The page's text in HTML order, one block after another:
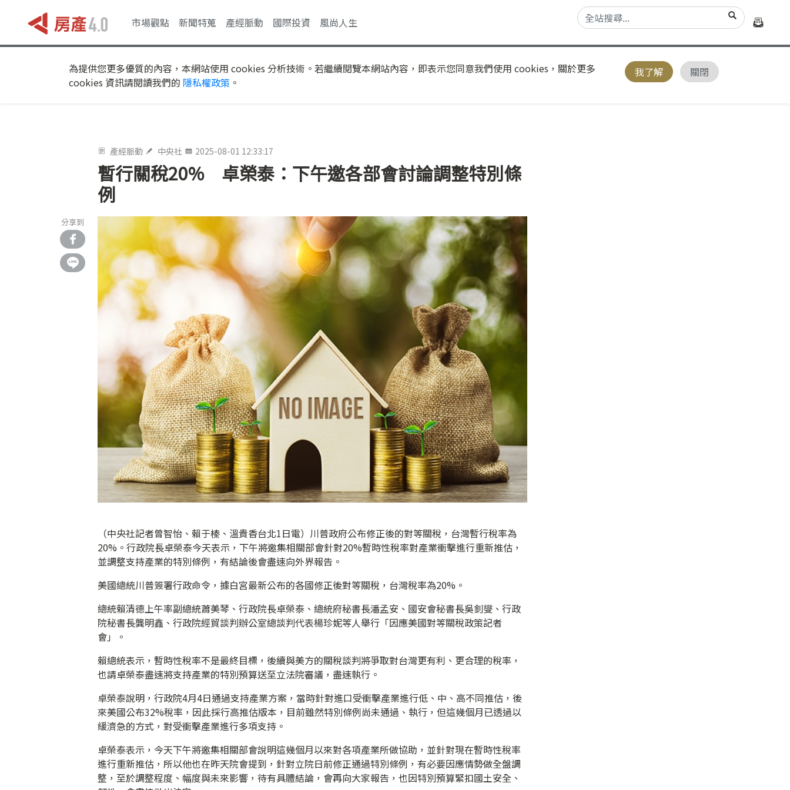
市場觀點 新聞特蒐 產經脈動 國際投資 風尚人生
為提供您更多優質的內容，本網站使用 cookies 分析技術。若繼續閱覽本網站內容，即表示您同意我們使用 cookies，關於更多
cookies 資訊請閱讀我們的 隱私權政策 。
我了解 關閉
產經脈動 中央社 2025-08-01 12:33:17
暫行關稅20% 卓榮泰：下午邀各部會討論調整特別條
例
分享到
（中央社記者曾智怡、賴于榛、溫貴香台北1日電）川普政府公布修正後的對等關稅，台灣暫行稅率為
20%。行政院長卓榮泰今天表示，下午將邀集相關部會針對20%暫時性稅率對產業衝擊進行重新推估，
並調整支持產業的特別條例，有結論後會盡速向外界報告。
美國總統川普簽署行政命令，據白宮最新公布的各國修正後對等關稅，台灣稅率為20%。
總統賴清德上午率副總統蕭美琴、行政院長卓榮泰、總統府秘書長潘孟安、國安會秘書長吳釗燮、行政
院秘書長龔明鑫、行政院經貿談判辦公室總談判代表楊珍妮等人舉行「因應美國對等關稅政策記者
會」。
賴總統表示，暫時性稅率不是最終目標，後續與美方的關稅談判將爭取對台灣更有利、更合理的稅率，
也請卓榮泰盡速將支持產業的特別預算送至立法院審議，盡速執行。
卓榮泰說明，行政院4月4日通過支持產業方案，當時針對進口受衝擊產業進行低、中、高不同推估，後
來美國公布32%稅率，因此採行高推估版本，目前雖然特別條例尚未通過、執行，但這幾個月已透過以
緩濟急的方式，對受衝擊產業進行多項支持。
卓榮泰表示，今天下午將邀集相關部會說明這幾個月以來對各項產業所做協助，並針對現在暫時性稅率
進行重新推估，所以他也在昨天院會提到，針對立院日前修正通過特別條例，有必要因應情勢做全盤調
整，至於調整程度、幅度與未來影響，待有具體結論，會再向大家報告，也因特別預算緊扣國土安全、